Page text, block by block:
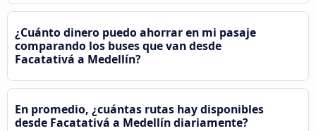
¿Cuánto dinero puedo ahorrar en mi pasaje
comparando los buses que van desde
Facatativá a Medellín?
En promedio, ¿cuántas rutas hay disponibles
desde Facatativá a Medellín diariamente?